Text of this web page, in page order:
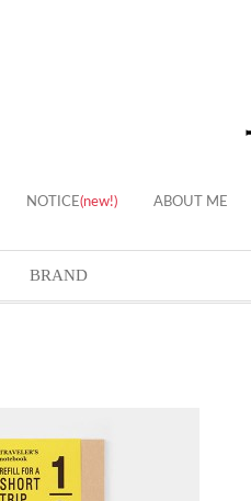
NOTICE(new!) ABOUT ME
BRAND